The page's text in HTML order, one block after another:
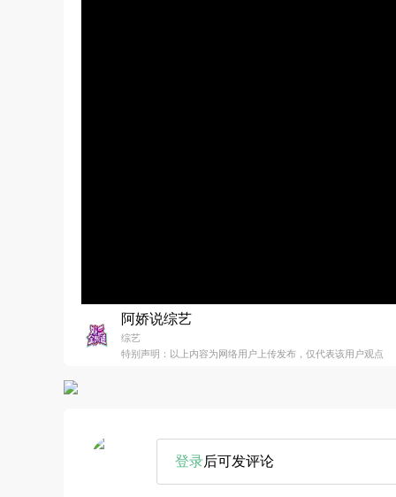
阿娇说综艺
综艺
特别声明：以上内容为网络用户上传发布，仅代表该用户观点
登录后可发评论